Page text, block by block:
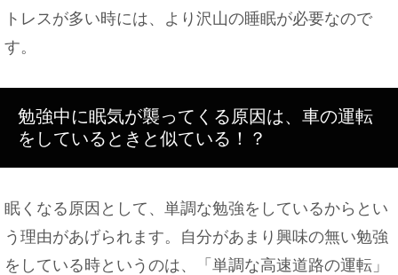
脳のmri検査を子供が受ける場合の注意点について
トレスが多い時には、より沢山の睡眠が必要なので
す。
勉強中に眠気が襲ってくる原因は、車の運転
をしているときと似ている！？
眠くなる原因として、単調な勉強をしているからとい
う理由があげられます。自分があまり興味の無い勉強
をしている時というのは、「単調な高速道路の運転」